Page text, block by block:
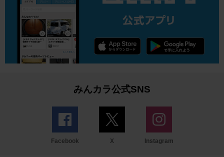
みんカラ公式SNS
Facebook X Instagram